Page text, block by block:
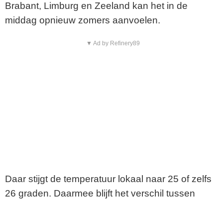
Brabant, Limburg en Zeeland kan het in de
middag opnieuw zomers aanvoelen.
▼ Ad by Refinery89
Daar stijgt de temperatuur lokaal naar 25 of zelfs
26 graden. Daarmee blijft het verschil tussen